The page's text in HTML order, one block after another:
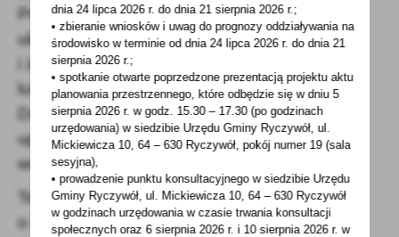
Przepisy o rolniczym handlu detalicznym
ułatwiają rolnikom sprzedaż produktów
i żywności pochodzącej z własnych upraw
lub hodowli odbiorcom bez pośredników.
Działalność w takiej formie możliwa jest po
uprzedniej rejestracji u powiatowego lekarza
weterynarii lub inspektora sanitarnego.
Ten rodzaj sprzedaży nie jest opodatkowany,
o ile nie przekroczysz limitu 40 tys. zł rocznie.
dnia 24 lipca 2026 r. do dnia 21 sierpnia 2026 r.;
• zbieranie wniosków i uwag do prognozy oddziaływania na
środowisko w terminie od dnia 24 lipca 2026 r. do dnia 21
sierpnia 2026 r.;
• spotkanie otwarte poprzedzone prezentacją projektu aktu
planowania przestrzennego, które odbędzie się w dniu 5
sierpnia 2026 r.w godz. 15.30 – 17.30 (po godzinach
urzędowania) w siedzibie Urzędu Gminy Ryczywół, ul.
Mickiewicza 10, 64 – 630 Ryczywół, pokójnumer 19 (sala
sesyjna),
• prowadzenie punktu konsultacyjnego w siedzibie Urzędu
Gminy Ryczywół, ul. Mickiewicza 10, 64 – 630 Ryczywół
w godzinachurzędowania w czasie trwania konsultacji
społecznych oraz 6 sierpnia 2026 r. i 10 sierpnia 2026 r. w